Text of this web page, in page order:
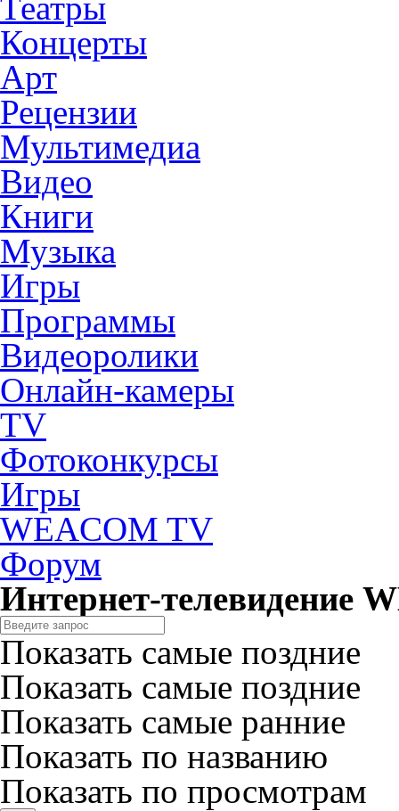
Концерты
Арт
Рецензии
Мультимедиа
Видео
Книги
Музыка
Игры
Программы
Видеоролики
Онлайн-камеры
TV
Фотоконкурсы
Игры
WEACOM TV
Форум
Интернет-телевидение
Показать самые поздние
Показать самые поздние
Показать самые ранние
Показать по названию
Показать по просмотрам